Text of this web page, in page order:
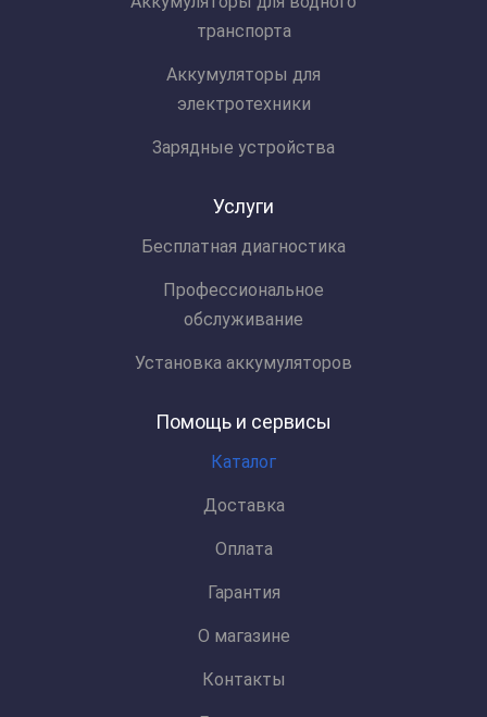
транспорта
Аккумуляторы для
электротехники
Зарядные устройства
Услуги
Бесплатная диагностика
Профессиональное
обслуживание
Установка аккумуляторов
Помощь и сервисы
Каталог
Доставка
Оплата
Гарантия
О магазине
Контакты